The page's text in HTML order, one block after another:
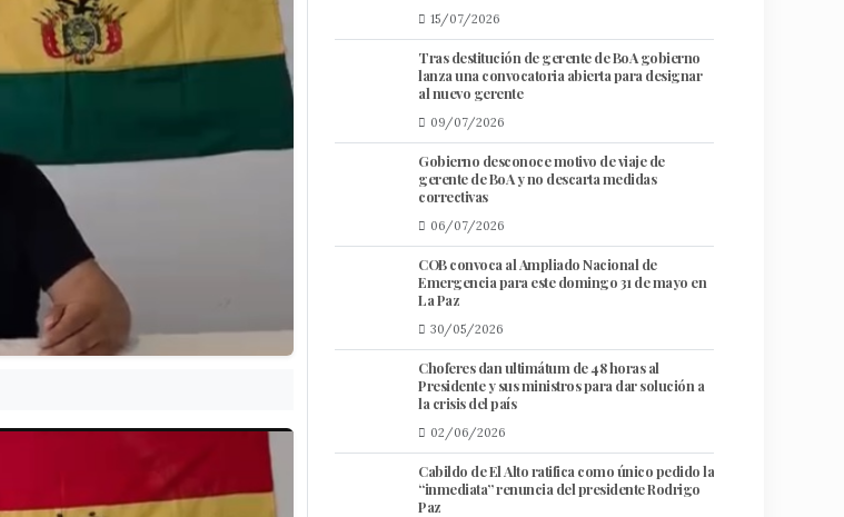
15/07/2026
Tras destitución de gerente de BoA gobierno
lanza una convocatoria abierta para designar
al nuevo gerente
09/07/2026
Gobierno desconoce motivo de viaje de
gerente de BoA y no descarta medidas
correctivas
06/07/2026
COB convoca al Ampliado Nacional de
Emergencia para este domingo 31 de mayo en
La Paz
30/05/2026
Choferes dan ultimátum de 48 horas al
Presidente y sus ministros para dar solución a
la crisis del país
02/06/2026
Cabildo de El Alto ratifica como único pedido la
“inmediata” renuncia del presidente Rodrigo
Paz